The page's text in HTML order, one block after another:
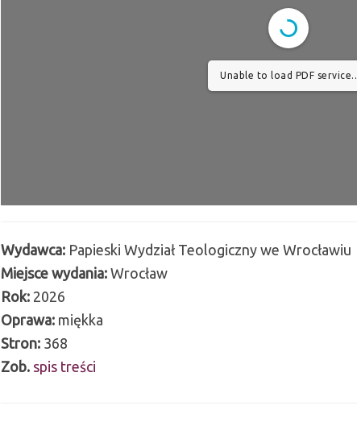
Unable to load PDF service..
Wydawca: Papieski Wydział Teologiczny we Wrocławiu
Miejsce wydania: Wrocław
Rok: 2026
Oprawa: miękka
Stron: 368
Zob. spis treści